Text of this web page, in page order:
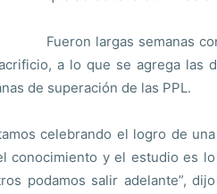
Fueron largas semanas
a lo que se agrega las
de superación de las PPL.
celebrando el logro de una
conocimiento y el estudio es lo
podamos salir adelante”, dijo